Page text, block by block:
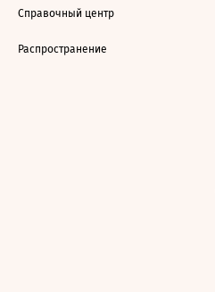
Справочный центр
Распространение